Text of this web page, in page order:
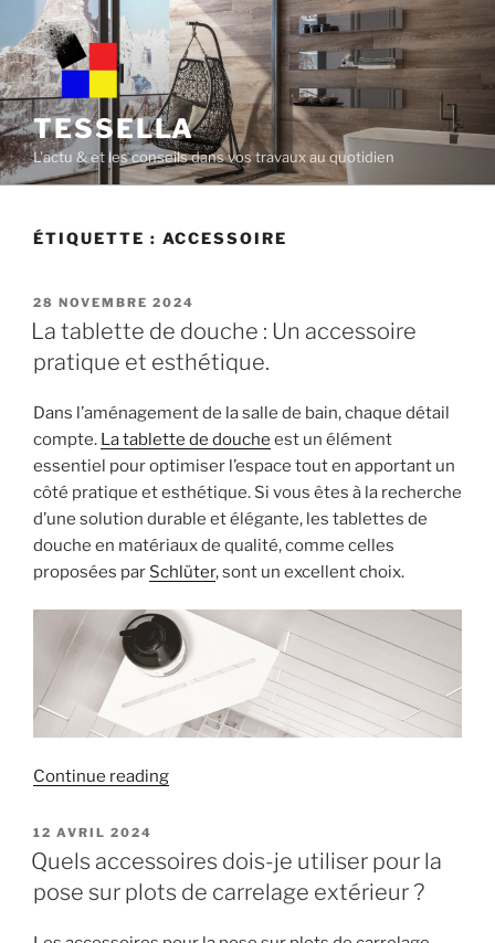
content
TESSELLA
L'actu & et les conseils dans vos travaux au quotidien
ÉTIQUETTE : ACCESSOIRE
POSTED
ON
28 NOVEMBRE 2024
La tablette de douche : Un accessoire
pratique et esthétique.
Dans l’aménagement de la salle de bain, chaque détail
compte. La tablette de douche est un élément
essentiel pour optimiser l’espace tout en apportant un
côté pratique et esthétique. Si vous êtes à la recherche
d’une solution durable et élégante, les tablettes de
douche en matériaux de qualité, comme celles
proposées par Schlüter, sont un excellent choix.
Continue reading« La
douche
Un
accessoire
POSTED
ON
12 AVRIL 2024
Quels accessoires dois-je utiliser pour la
pose sur plots de carrelage extérieur ?